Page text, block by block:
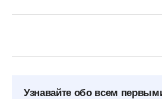
Узнавайте обо всем